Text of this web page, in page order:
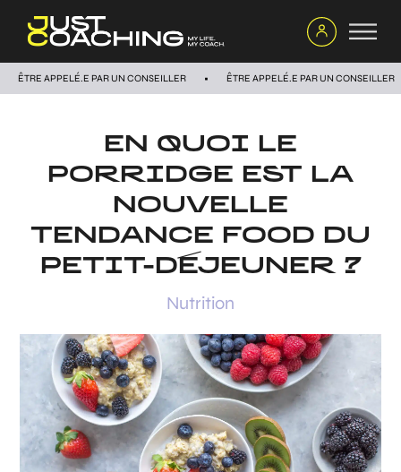
ÊTRE APPELÉ.E PAR UN CONSEILLER ÊTRE APPELÉ.E PAR UN CONSEILLER
EN QUOI LE
PORRIDGE EST LA
NOUVELLE
TENDANCE FOOD DU
PETIT-DÉJEUNER ?
Nutrition